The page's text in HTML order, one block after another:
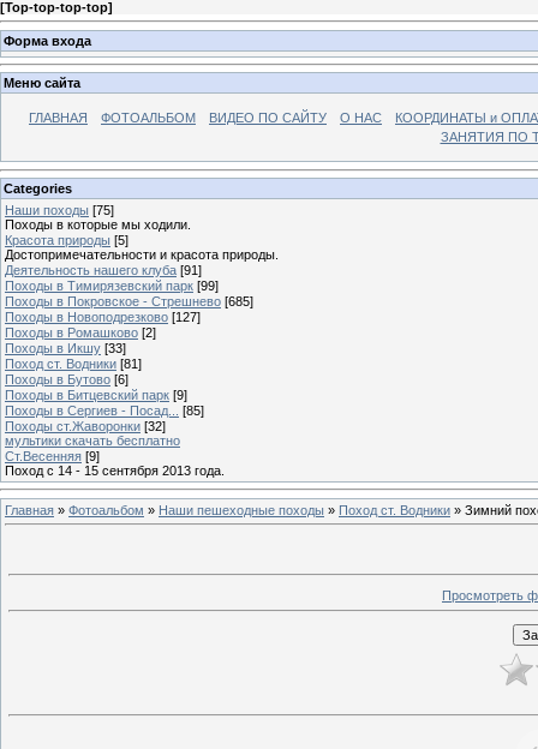
[Top-top-top-top]
Форма входа
Меню сайта
ГЛАВНАЯ ФОТОАЛЬБОМ ВИДЕО ПО САЙТУ О НАС
КООРДИНАТЫ и
ЗАНЯТИЯ ПО
Categories
Наши походы [75]
Походы в которые мы ходили.
Красота природы [5]
Достопримечательности и красота природы.
Деятельность нашего клуба [91]
Походы в Тимирязевский парк [99]
Походы в Покровское - Стрешнево [685]
Походы в Новоподрезково [127]
Походы в Ромашково [2]
Походы в Икшу [33]
Поход ст. Водники [81]
Походы в Бутово [6]
Походы в Битцевский парк [9]
Походы в Сергиев - Посад...
[85]
Походы ст.Жаворонки [32]
мультики скачать бесплатно
Ст.Весенняя [9]
Поход с 14 - 15 сентября 2013 года.
Главная » Фотоальбом » Наши пешеходные походы » Поход ст. Водники » Зимний
Просмотреть